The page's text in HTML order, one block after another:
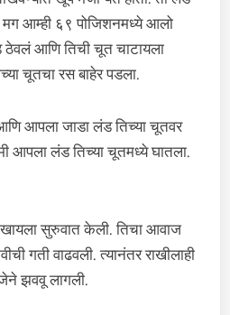
मग आम्ही ६९ पोजिशनमध्ये आलो
ठेवलं आणि तिची चूत चाटायला
चूतचा रस बाहेर पडला.
आपला जाडा लंड तिच्या चूतवर
आपला लंड तिच्या चूतमध्ये घातला.
सुरुवात केली. तिचा आवाज
गती वाढवली. त्यानंतर राखीलाही
झववू लागली.